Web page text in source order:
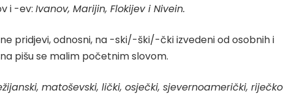
i -ev: Ivanov, Marijin, Flokijev i Nivein.
pridjevi, odnosni, na -ski/-ški/-čki izvedeni od osobnih i
pišu se malim početnim slovom.
matoševski, lički, osječki, sjevernoamerički, riječko